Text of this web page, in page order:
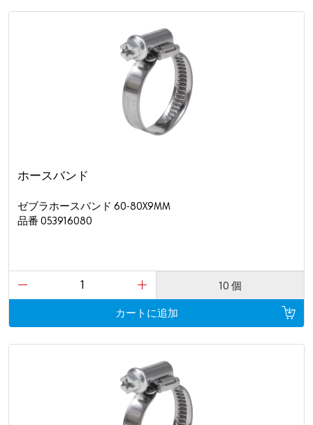
ホースバンド
ゼブラホースバンド 60-80X9MM
品番 053916080
10 個
カートに追加